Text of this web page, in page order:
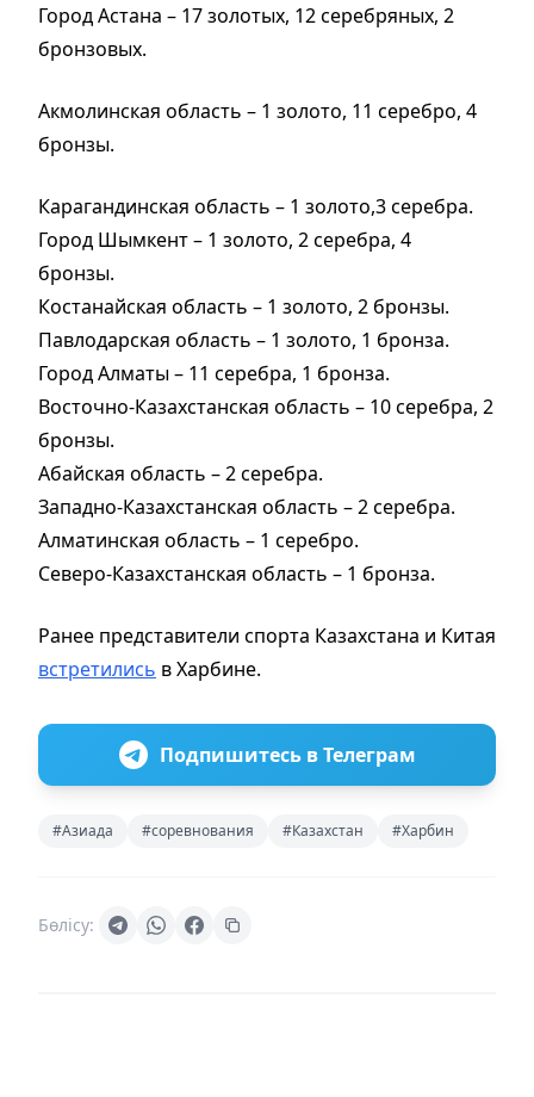
Город Астана – 17 золотых, 12 серебряных, 2
бронзовых.
Акмолинская область – 1 золото, 11 серебро, 4
бронзы.
Карагандинская область – 1 золото,3 серебра.
Город Шымкент – 1 золото, 2 серебра, 4
бронзы.
Костанайская область – 1 золото, 2 бронзы.
Павлодарская область – 1 золото, 1 бронза.
Город Алматы – 11 серебра, 1 бронза.
Восточно-Казахстанская область – 10 серебра, 2
бронзы.
Абайская область – 2 серебра.
Западно-Казахстанская область – 2 серебра.
Алматинская область – 1 серебро.
Северо-Казахстанская область – 1 бронза.
Ранее представители спорта Казахстана и Китая
встретились в Харбине.
Подпишитесь в Телеграм
#Азиада #соревнования #Казахстан #Харбин
Бөлісу: